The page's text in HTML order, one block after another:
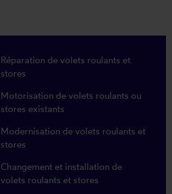
Réparation de volets roulants et
stores
Motorisation de volets roulants ou
stores existants
Modernisation de volets roulants et
stores
Changement et installation de
volets roulants et stores